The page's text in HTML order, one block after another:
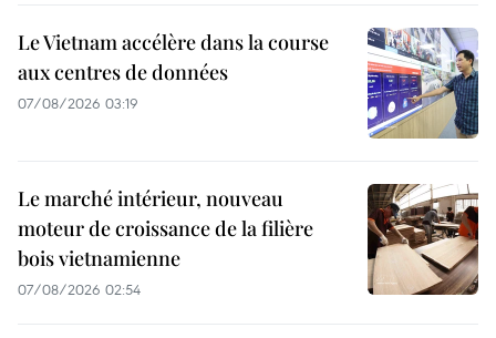
Le Vietnam accélère dans la course
aux centres de données
07/08/2026 03:19
Le marché intérieur, nouveau
moteur de croissance de la filière
bois vietnamienne
07/08/2026 02:54